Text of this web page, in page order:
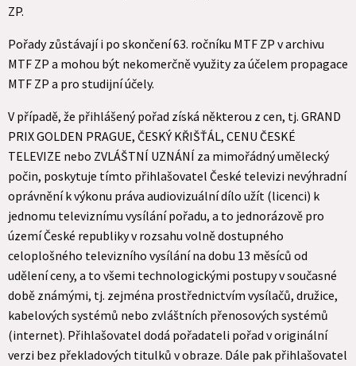
ZP.
Pořady zůstávají i po skončení 63. ročníku MTF ZP v archivu
MTF ZP a mohou být nekomerčně využity za účelem propagace
MTF ZP a pro studijní účely.
V případě, že přihlášený pořad získá některou z cen, tj. GRAND
PRIX GOLDEN PRAGUE, ČESKÝ KŘIŠŤÁL, CENU ČESKÉ
TELEVIZE nebo ZVLÁŠTNÍ UZNÁNÍ za mimořádný umělecký
počin, poskytuje tímto přihlašovatel České televizi nevýhradní
oprávnění k výkonu práva audiovizuální dílo užít (licenci) k
jednomu televiznímu vysílání pořadu, a to jednorázově pro
území České republiky v rozsahu volně dostupného
celoplošného televizního vysílání na dobu 13 měsíců od
udělení ceny, a to všemi technologickými postupy v současné
době známými, tj. zejména prostřednictvím vysílačů, družice,
kabelových systémů nebo zvláštních přenosových systémů
(internet). Přihlašovatel dodá pořadateli pořad v originální
verzi bez překladových titulků v obraze. Dále pak přihlašovatel